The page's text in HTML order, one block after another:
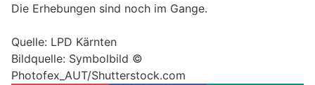
Die Erhebungen sind noch im Gange.
Quelle: LPD Kärnten
Bildquelle: Symbolbild ©
Photofex_AUT/Shutterstock.com